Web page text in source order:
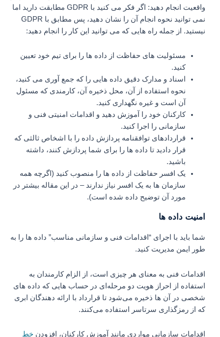
واقعیت انجام دهید: اگر فکر می کنید با GDPR مطابقت دارید اما
نمی توانید نحوه انجام آن را نشان دهید، پس مطابق با GDPR
نیستید. از جمله راه هایی که می توانید این کار را انجام دهید:
مسئولیت های حفاظت از داده ها را برای تیم خود تعیین
کنید.
اسناد و مدارک دقیق داده هایی را که جمع آوری می کنید،
نحوه استفاده از آن، محل ذخیره آن، کارمندی که مسئول
آن است و غیره نگهداری کنید.
کارکنان خود را آموزش دهید و اقدامات امنیتی فنی و
سازمانی را اجرا کنید.
قراردادهای توافقنامه پردازش داده را با اشخاص ثالثی که
قرار دادید تا داده ها را برای شما پردازش کنند، داشته
باشید.
یک افسر حفاظت از داده ها را منصوب کنید (اگرچه همه
سازمان ها به یک افسر نیاز ندارند – در این مقاله بیشتر در
مورد آن توضیح داده شده است).
امنیت داده ها
شما باید با اجرای “اقدامات فنی و سازمانی مناسب” داده ها را به
طور ایمن مدیریت کنید.
اقدامات فنی به معنای هر چیزی است، از الزام کارمندان به
استفاده از احراز هویت دو مرحله‌ای در حساب‌ هایی که داده‌ های
شخصی در آن‌ ها ذخیره می‌شود تا قرارداد با ارائه‌ دهندگان ابری
که از رمزگذاری سرتاسر استفاده می‌کنند.
اقدامات سازمانی مواردی مانند آموزش کارکنان، افزودنخط